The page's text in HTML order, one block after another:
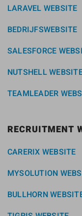
LARAVEL WEBSITE
BEDRIJFSWEBSITE
SALESFORCE
NUTSHELL
TEAMLEADER
RECRUITMENT
CARERIX WEBSITE
MYSOLUTION
BULLHORN